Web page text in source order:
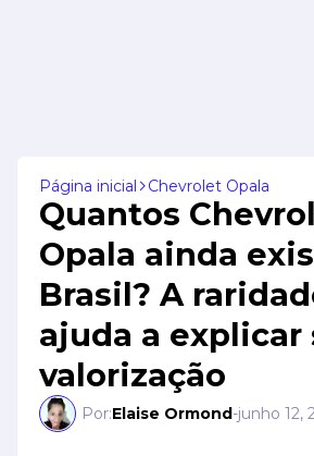
Página inicial Chevrolet Opala
Quantos
Opala ainda
Brasil? A
ajuda a explicar
valorização
Por:Elaise Ormond-junho 12,